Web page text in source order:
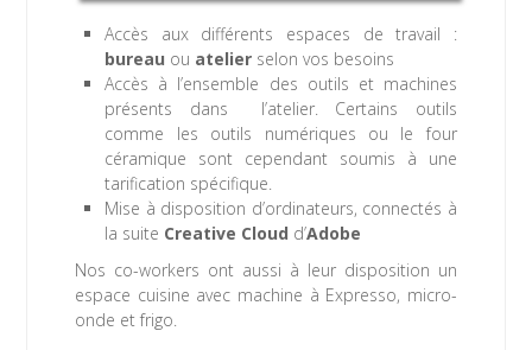
Accès aux différents espaces de travail :
bureau ou atelier selon vos besoins
Accès à l’ensemble des outils et machines
présents dans
l’atelier. Certains outils
comme les outils numériques ou le four
céramique sont cependant soumis à une
tarification spécifique.
Mise à disposition d’ordinateurs, connectés à
la suite Creative Cloud d’Adobe
Nos co-workers ont aussi à leur disposition un
espace cuisine avec machine à Expresso, micro-
onde et frigo.